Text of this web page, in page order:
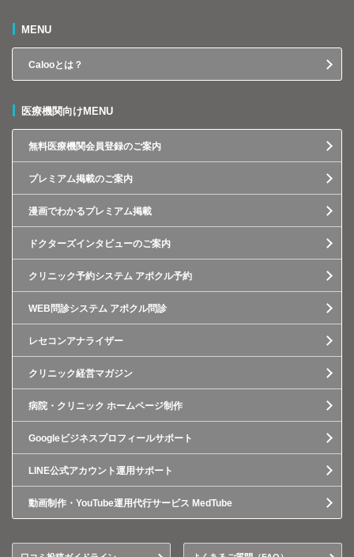
MENU
Calooとは？
医療機関向けMENU
無料医療機関会員登録のご案内
プレミアム掲載のご案内
漫画でわかるプレミアム掲載
ドクターズインタビューのご案内
クリニック予約システム アポクル予約
WEB問診システム アポクル問診
レセコンアナライザー
クリニック経営マガジン
病院・クリニック ホームページ制作
Googleビジネスプロフィールサポート
LINE公式アカウント運用サポート
動画制作・YouTube運用代行サービス MedTube